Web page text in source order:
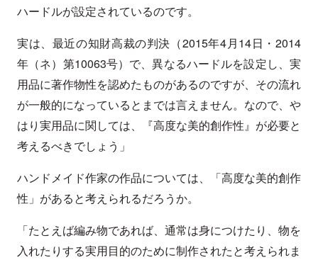
ハードルが設定されているのです。
実は、最近の知財高裁の判決（2015年4月14日・2014
年（ネ）第10063号）で、異なるハードルを設定し、実
用品に著作物性を認めたものがあるのですが、その流れ
が一般的になっているとまでは言えません。なので、や
はり実用品に関しては、『高度な美的創作性』が必要と
考えるべきでしょう」
ハンドメイド作家の作品については、「高度な美的創作
性」があると考えられるだろうか。
「たとえば編み物であれば、通常は身につけたり、物を
入れたりする実用目的のために制作されたと考えられま